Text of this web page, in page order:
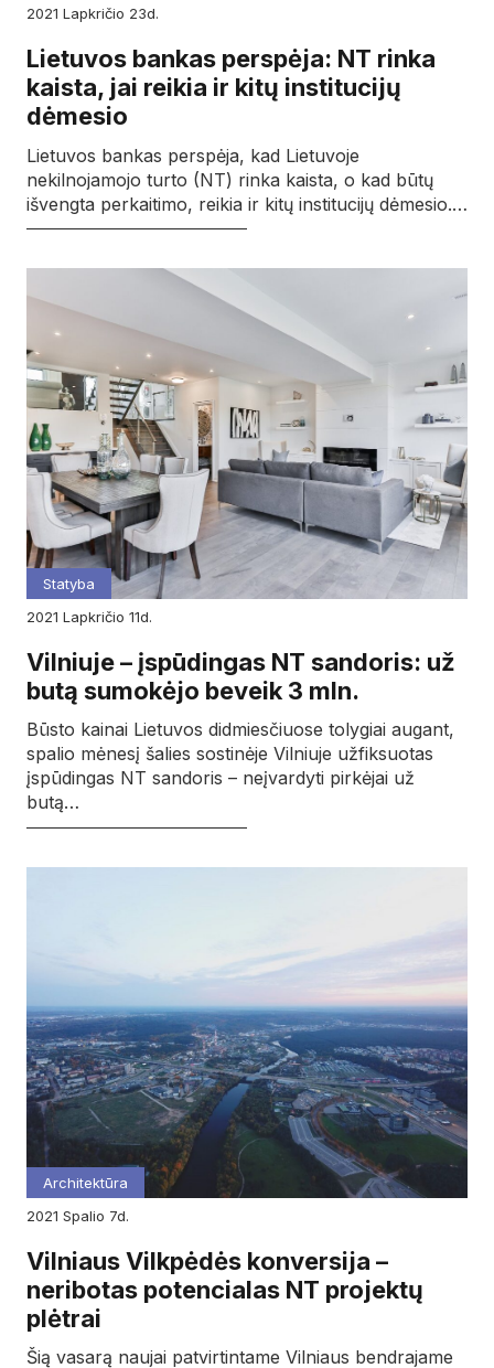
2021 lapkričio 23d.
Lietuvos bankas perspėja: NT rinka
kaista, jai reikia ir kitų institucijų
dėmesio
Lietuvos bankas perspėja, kad Lietuvoje
nekilnojamojo turto (NT) rinka kaista, o kad būtų
išvengta perkaitimo, reikia ir kitų institucijų dėmesio.…
Statyba
2021
lapkričio 11d.
Vilniuje – įspūdingas NT sandoris: už
butą sumokėjo beveik 3 mln.
Būsto kainai Lietuvos didmiesčiuose tolygiai augant,
spalio mėnesį šalies sostinėje Vilniuje užfiksuotas
įspūdingas NT sandoris – neįvardyti pirkėjai už
butą…
Architektūra
2021
spalio 7d.
Vilniaus Vilkpėdės konversija –
neribotas potencialas NT projektų
plėtrai
Šią vasarą naujai patvirtintame Vilniaus bendrajame